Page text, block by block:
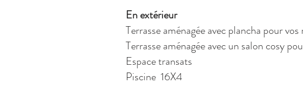
En extérieur
Terrasse aménagée avec plancha pour
Terrasse aménagée avec un salon cosy
Espace transats
Piscine 16X4